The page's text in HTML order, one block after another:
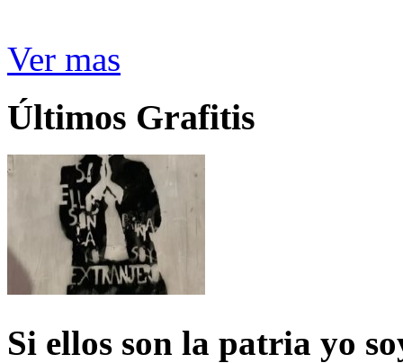
Ver mas
Últimos Grafitis
Si ellos son la patria yo